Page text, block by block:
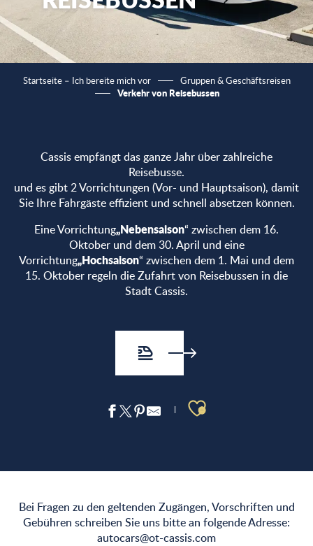
Startseite – Ich bereite mich vor Gruppen & Geschäftsreisen
Verkehr von Reisebussen
Cassis empfängt das ganze Jahr über zahlreiche
Reisebusse.
und es gibt 2 Vorrichtungen (Vor- und Hauptsaison), damit
Sie Ihre Fahrgäste effizient und schnell absetzen können.
Eine Vorrichtung„Nebensaison“ zwischen dem 16.
Oktober und dem 30. April und eine
Vorrichtung„Hochsaison“ zwischen dem 1. Mai und dem
15. Oktober regeln die Zufahrt von Reisebussen in die
Stadt Cassis.
Ajouter aux
Bei Fragen zu den geltenden Zugängen, Vorschriften und
Gebühren schreiben Sie uns bitte an folgende Adresse:
autocars@ot-cassis.com